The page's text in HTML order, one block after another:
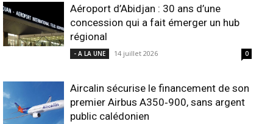
Aéroport d’Abidjan : 30 ans d’une
concession qui a fait émerger un hub
régional
- A LA UNE 14 juillet 2026 0
Aircalin sécurise le financement de son
premier Airbus A350‑900, sans argent
public calédonien